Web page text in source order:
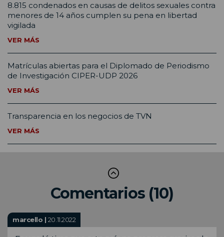
8.815 condenados en causas de delitos sexuales contra
menores de 14 años cumplen su pena en libertad
vigilada
VER MÁS
Matrículas abiertas para el Diplomado de Periodismo
de Investigación CIPER-UDP 2026
VER MÁS
Transparencia en los negocios de TVN
VER MÁS
Comentarios (10)
marcello | 20.11.2022